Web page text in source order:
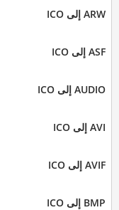
ARW إلى ICO
ASF إلى ICO
AUDIO إلى ICO
AVI إلى ICO
AVIF إلى ICO
BMP إلى ICO